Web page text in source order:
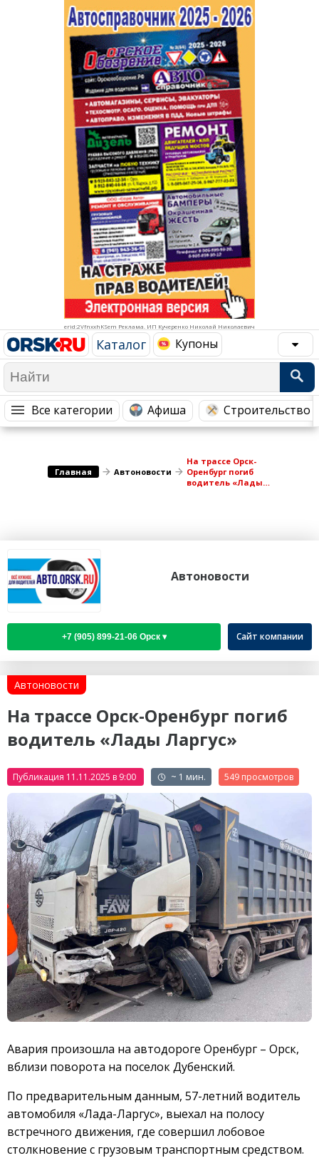
erid:2VfnxxhKSem Реклама. ИП Кучеренко Николай Николаевич
Каталог Купоны
Все категории Афиша Строительство
Строительство и ремонт
Авто и мото
Рестораны, кафе, бары
Развлечения и отдых
Спорт Фитнес
Недвижимость
Красота Косметология
Медицина Здоровье
Путешествия, Туризм
Гостиницы
Образование
Бытовые услуги
Телекоммуникации и связь
Торговля
Бизнес и финансы
Юристы, Экспертиза, Страхование
Ремонт
Социальные организации
Это интересно
Администрация
Промышленность
Сельское хозяйство
Ветеринария, Зоотовары
Курьерская служба, Службы до...
Купоны
Популярное →
Строительство и ремонт
Главная Автоновости
На трассе Орск-
Оренбург погиб
водитель «Лады
Автоновости
Сайт компании
Автоновости
На трассе Орск-Оренбург погиб
водитель «Лады Ларгус»
Публикация 11.11.2025 в 9:00 ~ 1 мин. 549
Авария произошла на автодороге Оренбург – Орск,
вблизи поворота на поселок Дубенский.
По предварительным данным, 57-летний водитель
автомобиля «Лада-Ларгус», выехал на полосу
встречного движения, где совершил лобовое
столкновение с грузовым транспортным средством.